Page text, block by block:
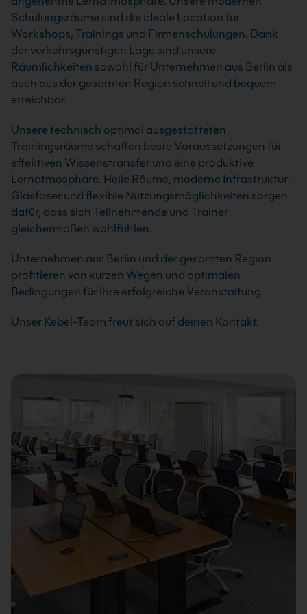
Schulungsräume sind die ideale Location für
Workshops, Trainings und Firmenschulungen. Dank
der verkehrsgünstigen Lage sind unsere
Räumlichkeiten sowohl für Unternehmen aus Berlin als
auch aus der gesamten Region schnell und bequem
erreichbar.
Unsere technisch optimal ausgestatteten
Trainingsräume schaffen beste Voraussetzungen für
effektiven Wissenstransfer und eine produktive
Lernatmosphäre. Helle Räume, moderne Infrastruktur,
Glasfaser und flexible Nutzungsmöglichkeiten sorgen
dafür, dass sich Teilnehmende und Trainer
gleichermaßen wohlfühlen.
Unternehmen aus Berlin und der gesamten Region
profitieren von kurzen Wegen und optimalen
Bedingungen für Ihre erfolgreiche Veranstaltung.
Unser Kebel-Team freut sich auf deinen Kontakt.